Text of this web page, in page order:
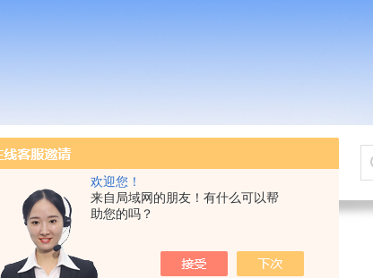
欢迎您！
来自局域网的朋友！有什么可以帮
助您的吗？
线PH计,压力变送器
流量计